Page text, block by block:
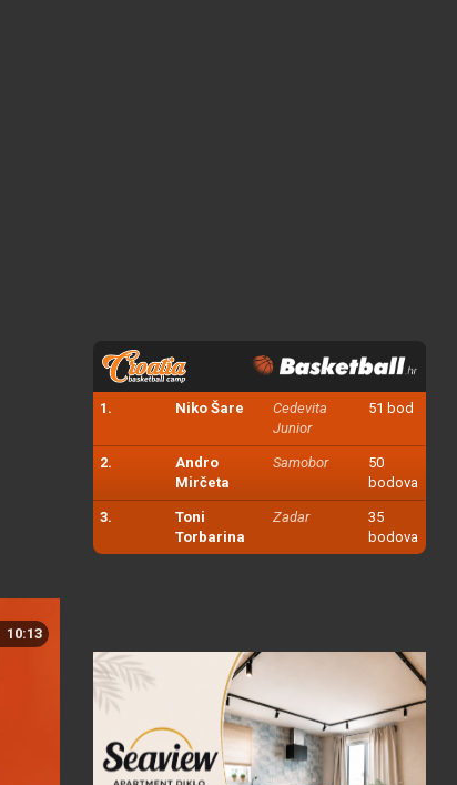
1. Niko Šare
Cedevita
Junior
51 bod
2.
Andro
Mirčeta
Samobor
50
bodova
3.
Toni
Torbarina
Zadar
35
bodova
10:13